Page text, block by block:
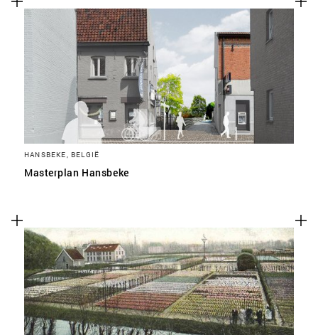
HANSBEKE, BELGIË
Masterplan Hansbeke